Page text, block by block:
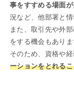
事をすすめる場面
況など、他部署と
また、取引先や外
をする機会もありま
そのため、資格や
ーションをとれる